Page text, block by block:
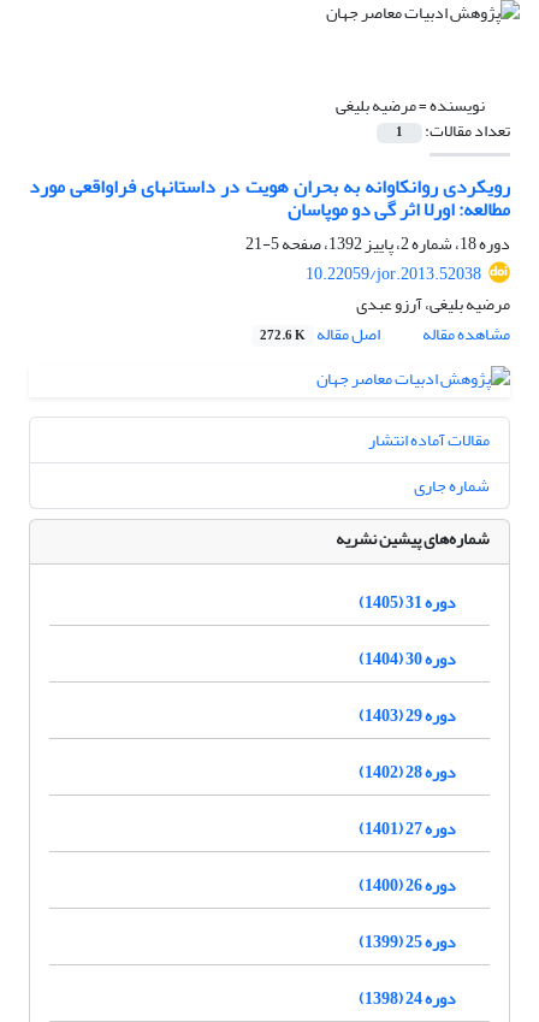
نویسنده =مرضیه بلیغی
تعداد مقالات: 1
رویکردی روانکاوانه به ‌بحران هویت در داستانهای فراواقعی مورد
مطالعه: اورلا اثر گی دو موپاسان
دوره 18، شماره 2، پاییز 1392، صفحه
5-21
10.22059/jor.2013.52038
مرضیه بلیغی، آرزو عبدی
مشاهده مقاله
اصل مقاله 272.6 K
مقالات آماده انتشار
شماره جاری
شماره‌های پیشین نشریه
دوره 31 (1405)
دوره 30 (1404)
دوره 29 (1403)
دوره 28 (1402)
دوره 27 (1401)
دوره 26 (1400)
دوره 25 (1399)
دوره 24 (1398)